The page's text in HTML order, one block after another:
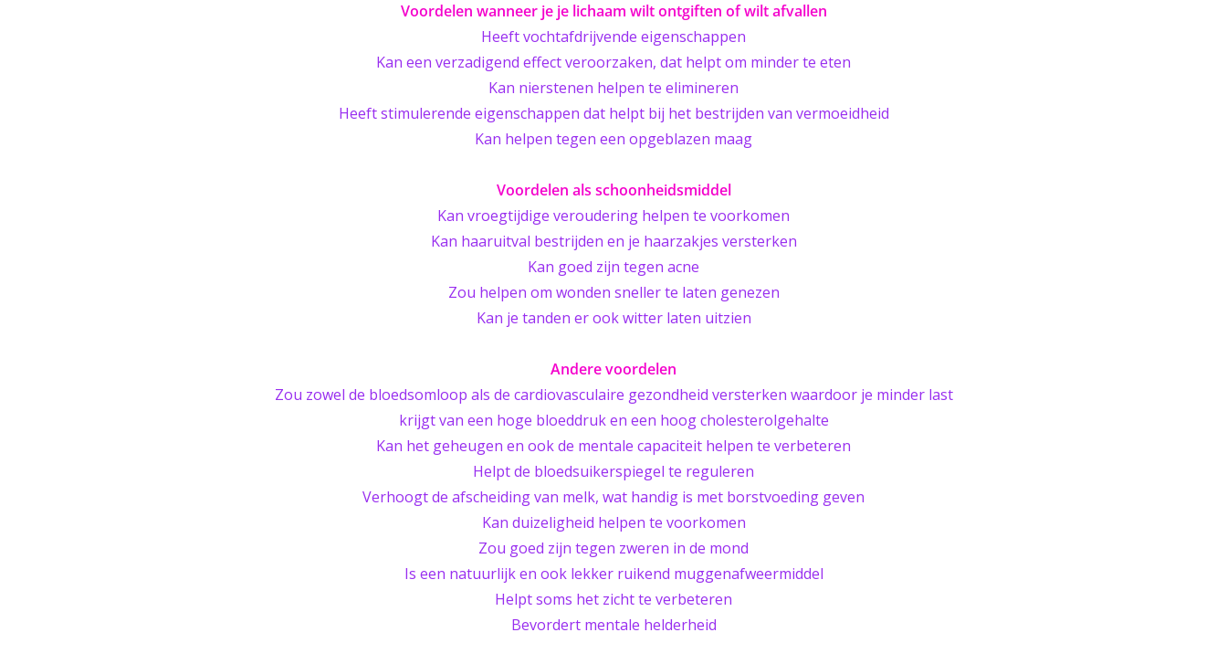
Voordelen wanneer je je lichaam wilt ontgiften of wilt afvallen
Heeft vochtafdrijvende eigenschappen
Kan een verzadigend effect veroorzaken, dat helpt om minder te eten
Kan nierstenen helpen te elimineren
Heeft stimulerende eigenschappen dat helpt bij het bestrijden van vermoeidheid
Kan helpen tegen een opgeblazen maag
Voordelen als schoonheidsmiddel
Kan vroegtijdige veroudering helpen te voorkomen
Kan haaruitval bestrijden en je haarzakjes versterken
Kan goed zijn tegen acne
Zou helpen om wonden sneller te laten genezen
Kan je tanden er ook witter laten uitzien
Andere voordelen
Zou zowel de bloedsomloop als de cardiovasculaire gezondheid versterken waardoor je minder last
krijgt van een hoge bloeddruk en een hoog cholesterolgehalte
Kan het geheugen en ook de mentale capaciteit helpen te verbeteren
Helpt de bloedsuikerspiegel te reguleren
Verhoogt de afscheiding van melk, wat handig is met borstvoeding geven
Kan duizeligheid helpen te voorkomen
Zou goed zijn tegen zweren in de mond
Is een natuurlijk en ook lekker ruikend muggenafweermiddel
Helpt soms het zicht te verbeteren
Bevordert mentale helderheid